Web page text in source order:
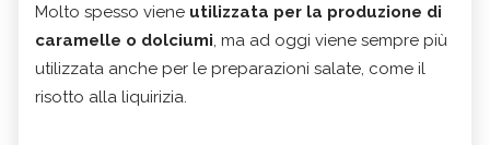
Molto spesso viene utilizzata per la produzione di
caramelle o dolciumi , ma ad oggi viene sempre più
utilizzata anche per le preparazioni salate, come il
risotto alla liquirizia.